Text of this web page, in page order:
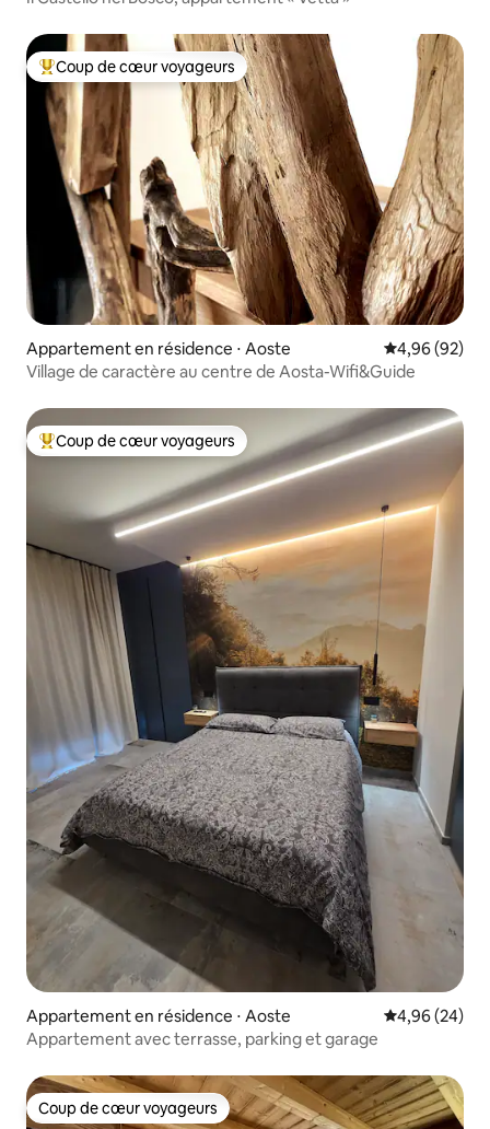
Coups de cœur voyageurs les plus appréciés
Coup de cœur voyageurs
Appartement en résidence ⋅ Aoste Évaluation
4,96 (92)
Village de caractère au centre de Aosta-Wifi&Guide
Coups de cœur voyageurs les plus appréciés
Coup de cœur voyageurs
Appartement en résidence ⋅ Aoste Évaluation
4,96 (24)
Appartement avec terrasse, parking et garage
Coup de cœur voyageurs
Coup de cœur voyageurs